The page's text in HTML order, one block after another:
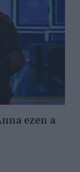
ezen a